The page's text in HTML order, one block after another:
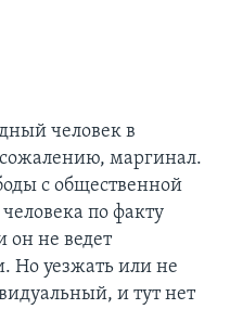
человек в
маргинал.
с общественной
по факту
он не ведет
Но уезжать или не
и тут нет